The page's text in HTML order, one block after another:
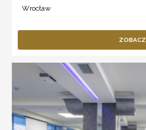
Wrocław
ZOBACZ